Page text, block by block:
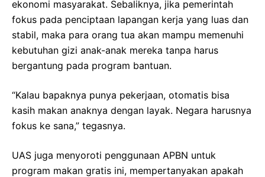
ekonomi masyarakat. Sebaliknya, jika pemerintah
fokus pada penciptaan lapangan kerja yang luas dan
stabil, maka para orang tua akan mampu memenuhi
kebutuhan gizi anak-anak mereka tanpa harus
bergantung pada program bantuan.
“Kalau bapaknya punya pekerjaan, otomatis bisa
kasih makan anaknya dengan layak. Negara harusnya
fokus ke sana,” tegasnya.
UAS juga menyoroti penggunaan APBN untuk
program makan gratis ini, mempertanyakan apakah